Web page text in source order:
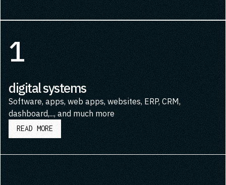
1
digital systems
Software, apps, web apps, websites, ERP, CRM,
dashboard,..., and much more
READ MORE